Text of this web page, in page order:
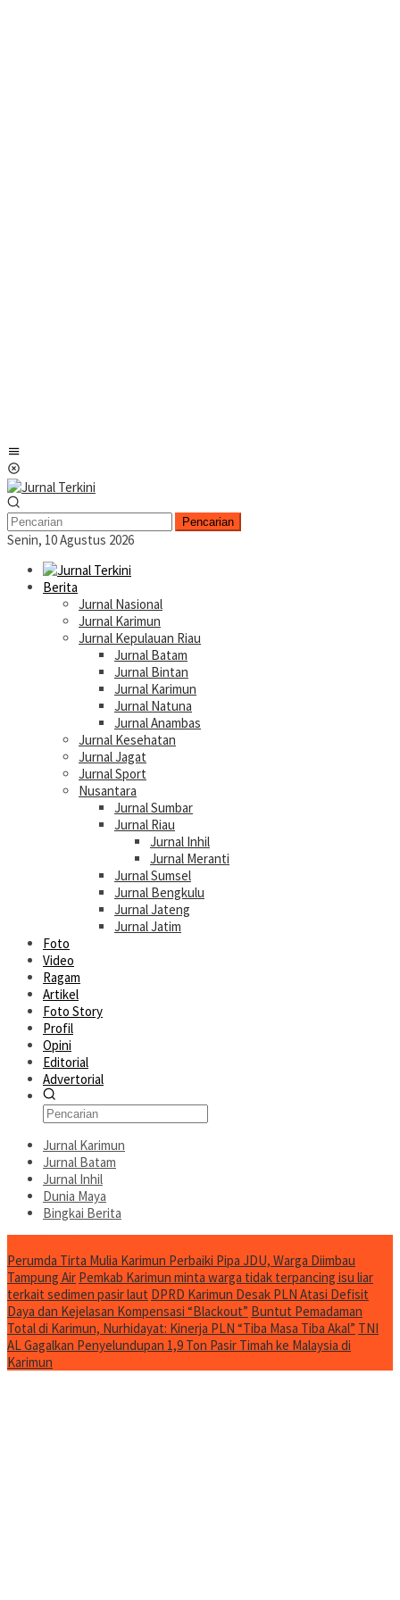
Pencarian
Senin, 10 Agustus 2026
Berita
Jurnal Nasional
Jurnal Karimun
Jurnal Kepulauan Riau
Jurnal Batam
Jurnal Bintan
Jurnal Karimun
Jurnal Natuna
Jurnal Anambas
Jurnal Kesehatan
Jurnal Jagat
Jurnal Sport
Nusantara
Jurnal Sumbar
Jurnal Riau
Jurnal Inhil
Jurnal Meranti
Jurnal Sumsel
Jurnal Bengkulu
Jurnal Jateng
Jurnal Jatim
Foto
Video
Ragam
Artikel
Foto Story
Profil
Opini
Editorial
Advertorial
Jurnal Karimun
Jurnal Batam
Jurnal Inhil
Dunia Maya
Bingkai Berita
Perumda Tirta Mulia Karimun Perbaiki Pipa JDU, Warga Diimbau
Tampung Air Pemkab Karimun minta warga tidak terpancing isu liar
terkait sedimen pasir laut DPRD Karimun Desak PLN Atasi Defisit
Daya dan Kejelasan Kompensasi “Blackout” Buntut Pemadaman
Total di Karimun, Nurhidayat: Kinerja PLN “Tiba Masa Tiba Akal” TNI
AL Gagalkan Penyelundupan 1,9 Ton Pasir Timah ke Malaysia di
Karimun